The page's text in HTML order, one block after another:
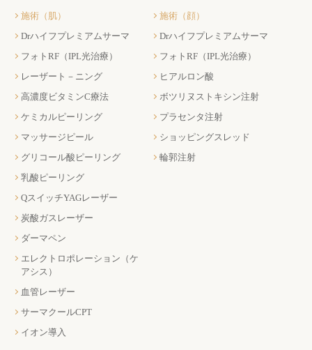
施術（肌）
Drハイフプレミアムサーマ
フォトRF（IPL光治療）
レーザート－ニング
高濃度ビタミンC療法
ケミカルピーリング
マッサージピール
グリコール酸ピーリング
乳酸ピーリング
QスイッチYAGレーザー
炭酸ガスレーザー
ダーマペン
エレクトロポレーション（ケ
アシス）
血管レーザー
サーマクールCPT
イオン導入
施術（顔）
Drハイフプレミアムサーマ
フォトRF（IPL光治療）
ヒアルロン酸
ボツリヌストキシン注射
プラセンタ注射
ショッピングスレッド
輪郭注射